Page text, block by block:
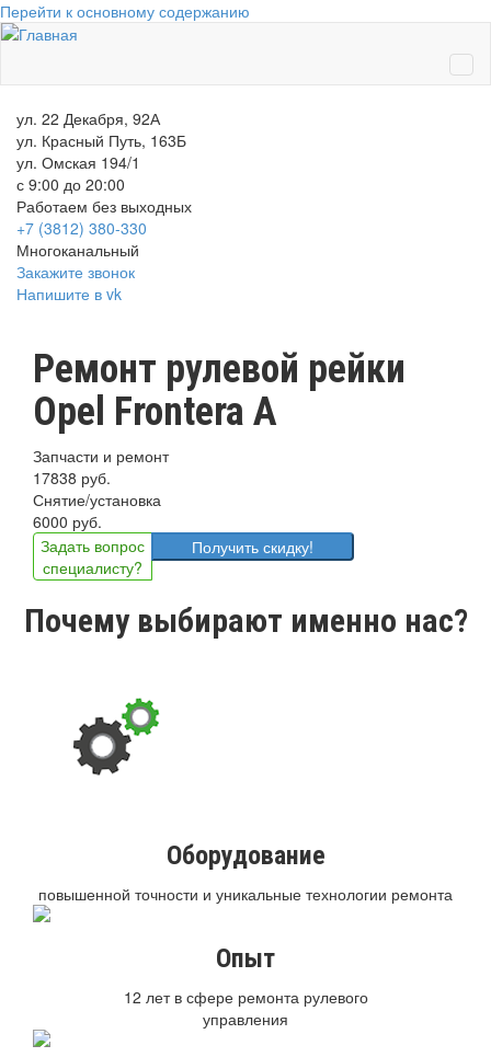
Перейти к основному содержанию
ул. 22 Декабря, 92А
ул. Красный Путь, 163Б
ул. Омская 194/1
с 9:00 до 20:00
Работаем без выходных
+7 (3812) 380-330
Многоканальный
Закажите звонок
Напишите в vk
Ремонт рулевой рейки
Opel Frontera A
Запчасти и ремонт
17838 руб.
Снятие/установка
6000 руб.
Задать вопрос
специалисту?
Получить скидку!
Почему выбирают именно нас?
Оборудование
повышенной точности и уникальные технологии ремонта
Опыт
12 лет в сфере ремонта рулевого
управления